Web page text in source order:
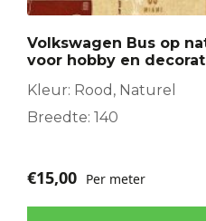
Volkswagen Bus op
voor hobby en
Kleur: Rood, Naturel
Breedte: 140
€15,00 Per meter